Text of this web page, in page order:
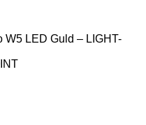
LED Guld – LIGHT-